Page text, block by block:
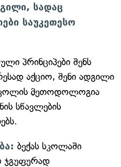
სადაც
საუკეთესო
პრინციპები შენს
აქციო, შენი ადგილი
მეთოდოლოგია
სწავლების
ბექას სკოლაში
ჯგუფურად